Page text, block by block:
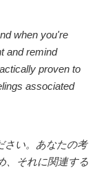
when you're
and remind
proven to
associated
さい。あなたの考
、それに関連する